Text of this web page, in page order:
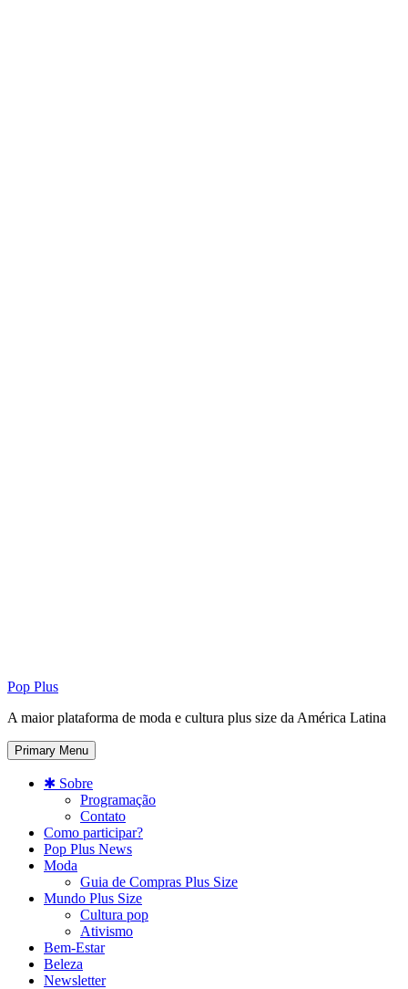
Pop Plus
A maior plataforma de moda e cultura plus size da América Latina
Primary Menu
✱ Sobre
Programação
Contato
Como participar?
Pop Plus News
Moda
Guia de Compras Plus Size
Mundo Plus Size
Cultura pop
Ativismo
Bem-Estar
Beleza
Newsletter